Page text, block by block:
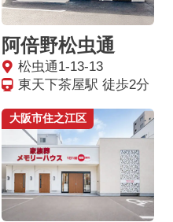
阿倍野松虫通
松虫通1-13-13
東天下茶屋駅 徒歩2分
大阪市住之江区